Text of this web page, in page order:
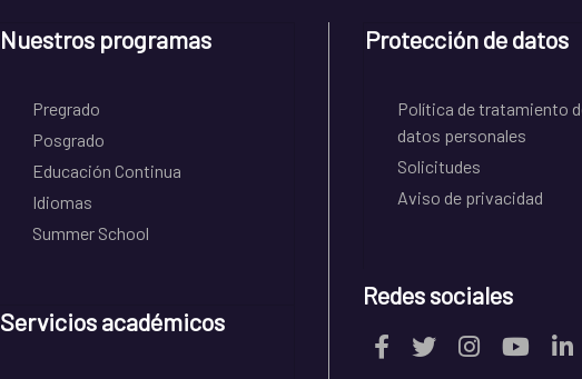
Nuestros programas
Pregrado
Posgrado
Educación Continua
Idiomas
Summer School
Servicios académicos
Protección de datos
Política de tratamiento
datos personales
Solicitudes
Aviso de privacidad
Redes sociales